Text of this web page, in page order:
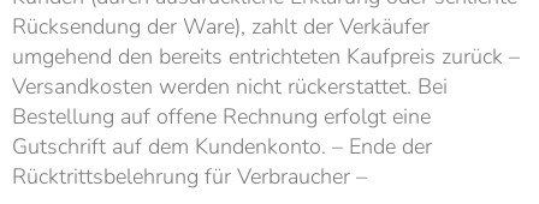
Rücksendung der Ware), zahlt der Verkäufer
umgehend den bereits entrichteten Kaufpreis zurück –
Versandkosten werden nicht rückerstattet. Bei
Bestellung auf offene Rechnung erfolgt eine
Gutschrift auf dem Kundenkonto. – Ende der
Rücktrittsbelehrung für Verbraucher –